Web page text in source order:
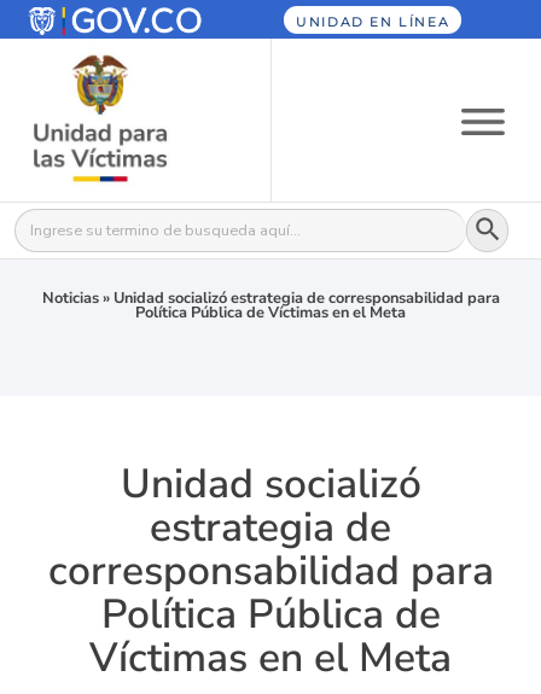
UNIDAD EN LÍNEA
Buscar: Botón
Noticias» Unidad socializó estrategia de corresponsabilidad para
Política Pública de Víctimas en el Meta
Unidad socializó
estrategia de
corresponsabilidad para
Política Pública de
Víctimas en el Meta